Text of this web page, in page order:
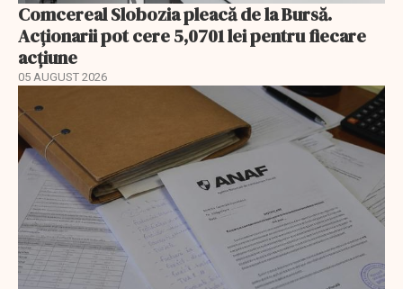
Comcereal Slobozia pleacă de la Bursă.
Acționarii pot cere 5,0701 lei pentru fiecare
acțiune
05 AUGUST 2026